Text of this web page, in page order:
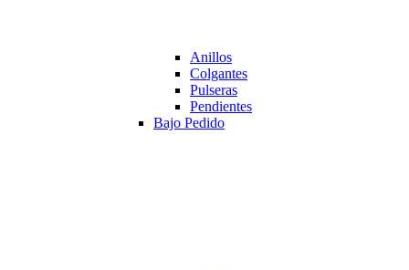
Anillos
Colgantes
Pulseras
Pendientes
Bajo Pedido